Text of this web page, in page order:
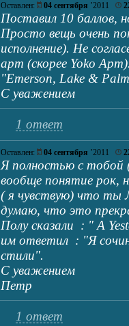
Оставлен: 04 сентября ’2011
Поставил 10 баллов,
Просто вещь очень
исполнение). Не
арт (скорее Yoko
"Emerson, Lake &
С уважением
1 ответ
Оставлен: 04 сентября ’2011
Я полностью с тобой
вообще понятие рок,
( я чувствую) что ты
думаю, что это
Полу сказали : " А
им ответил : "Я
стили".
С уважением
Петр
1 ответ